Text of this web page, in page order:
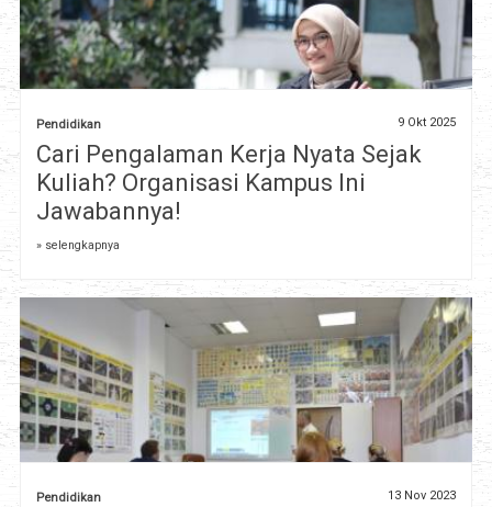
Pendidikan 9 Okt 2025
Cari Pengalaman Kerja Nyata Sejak
Kuliah? Organisasi Kampus Ini
Jawabannya!
» selengkapnya
Pendidikan 13 Nov 2023